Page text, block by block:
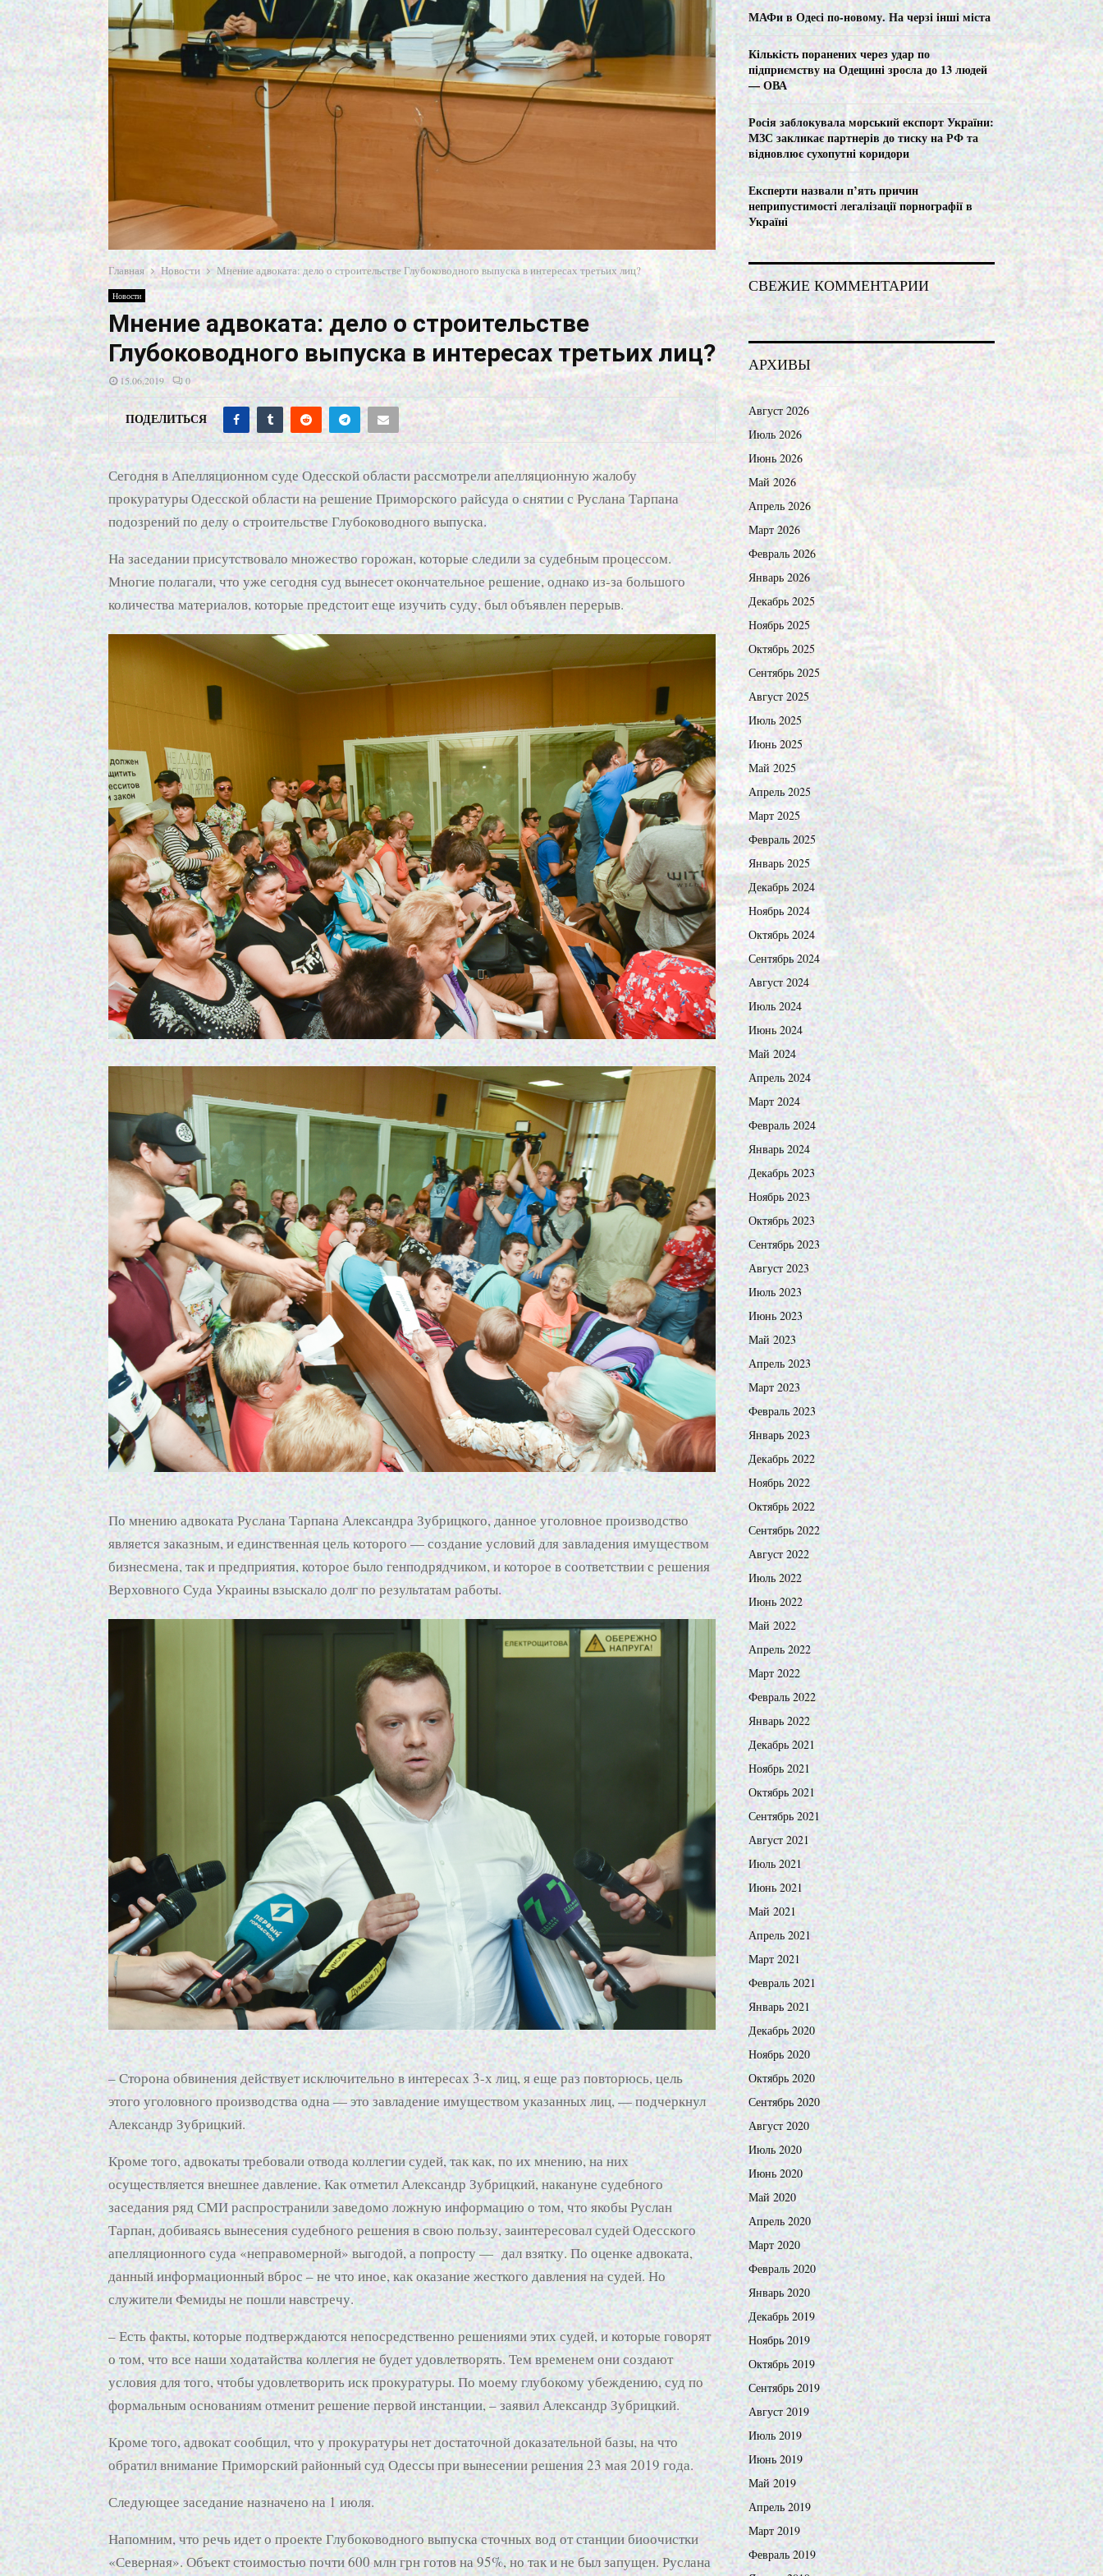
Главная Новости Мнение адвоката: дело о строительстве Глубоководного выпуска в интересах третьих лиц?
Новости
Мнение адвоката: дело о строительстве
Глубоководного выпуска в интересах третьих лиц?
15.06.2019 0
ПОДЕЛИТЬСЯ
Сегодня в Апелляционном суде Одесской области рассмотрели апелляционную жалобу
прокуратуры Одесской области на решение Приморского райсуда о снятии с Руслана Тарпана
подозрений по делу о строительстве Глубоководного выпуска.
На заседании присутствовало множество горожан, которые следили за судебным процессом.
Многие полагали, что уже сегодня суд вынесет окончательное решение, однако из-за большого
количества материалов, которые предстоит еще изучить суду, был объявлен перерыв.
По мнению адвоката Руслана Тарпана Александра Зубрицкого, данное уголовное производство
является заказным, и единственная цель которого — создание условий для завладения имуществом
бизнесмена, так и предприятия, которое было генподрядчиком, и которое в соответствии с решения
Верховного Суда Украины взыскало долг по результатам работы.
– Сторона обвинения действует исключительно в интересах 3-х лиц, я еще раз повторюсь, цель
этого уголовного производства одна — это завладение имуществом указанных лиц, — подчеркнул
Александр Зубрицкий.
Кроме того, адвокаты требовали отвода коллегии судей, так как, по их мнению, на них
осуществляется внешнее давление. Как отметил Александр Зубрицкий, накануне судебного
заседания ряд СМИ распространили заведомо ложную информацию о том, что якобы Руслан
Тарпан, добиваясь вынесения судебного решения в свою пользу, заинтересовал судей Одесского
апелляционного суда «неправомерной» выгодой, а попросту — дал взятку. По оценке адвоката,
данный информационный вброс – не что иное, как оказание жесткого давления на судей. Но
служители Фемиды не пошли навстречу.
– Есть факты, которые подтверждаются непосредственно решениями этих судей, и которые говорят
о том, что все наши ходатайства коллегия не будет удовлетворять. Тем временем они создают
условия для того, чтобы удовлетворить иск прокуратуры. По моему глубокому убеждению, суд по
формальным основаниям отменит решение первой инстанции, – заявил Александр Зубрицкий.
Кроме того, адвокат сообщил, что у прокуратуры нет достаточной доказательной базы, на что
обратил внимание Приморский районный суд Одессы при вынесении решения 23 мая 2019 года.
Следующее заседание назначено на 1 июля.
Напомним, что речь идет о проекте Глубоководного выпуска сточных вод от станции биоочистки
«Северная». Объект стоимостью почти 600 млн грн готов на 95%, но так и не был запущен. Руслана
C
H
МАФи в Одесі по-новому. На черзі інші міста
Кількість поранених через удар по
підприємству на Одещині зросла до 13 людей
— ОВА
Росія заблокувала морський експорт України:
МЗС закликає партнерів до тиску на РФ та
відновлює сухопутні коридори
Експерти назвали п’ять причин
неприпустимості легалізації порнографії в
Україні
СВЕЖИЕ КОММЕНТАРИИ
АРХИВЫ
Август 2026
Июль 2026
Июнь 2026
Май 2026
Апрель 2026
Март 2026
Февраль 2026
Январь 2026
Декабрь 2025
Ноябрь 2025
Октябрь 2025
Сентябрь 2025
Август 2025
Июль 2025
Июнь 2025
Май 2025
Апрель 2025
Март 2025
Февраль 2025
Январь 2025
Декабрь 2024
Ноябрь 2024
Октябрь 2024
Сентябрь 2024
Август 2024
Июль 2024
Июнь 2024
Май 2024
Апрель 2024
Март 2024
Февраль 2024
Январь 2024
Декабрь 2023
Ноябрь 2023
Октябрь 2023
Сентябрь 2023
Август 2023
Июль 2023
Июнь 2023
Май 2023
Апрель 2023
Март 2023
Февраль 2023
Январь 2023
Декабрь 2022
Ноябрь 2022
Октябрь 2022
Сентябрь 2022
Август 2022
Июль 2022
Июнь 2022
Май 2022
Апрель 2022
Март 2022
Февраль 2022
Январь 2022
Декабрь 2021
Ноябрь 2021
Октябрь 2021
Сентябрь 2021
Август 2021
Июль 2021
Июнь 2021
Май 2021
Апрель 2021
Март 2021
Февраль 2021
Январь 2021
Декабрь 2020
Ноябрь 2020
Октябрь 2020
Сентябрь 2020
Август 2020
Июль 2020
Июнь 2020
Май 2020
Апрель 2020
Март 2020
Февраль 2020
Январь 2020
Декабрь 2019
Ноябрь 2019
Октябрь 2019
Сентябрь 2019
Август 2019
Июль 2019
Июнь 2019
Май 2019
Апрель 2019
Март 2019
Февраль 2019